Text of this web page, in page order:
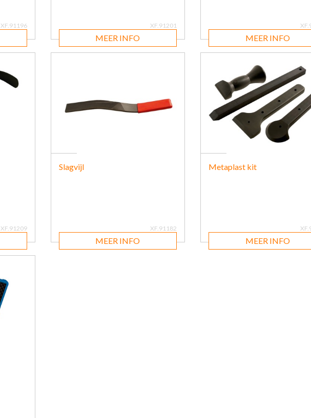
XF.91196 XF.91201
MEER INFO MEER INFO
XF.91209
Slagvijl
XF.91182
MEER INFO
Metaplast kit
MEER INFO